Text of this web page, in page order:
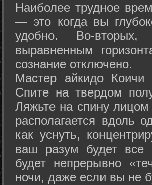
Наиболее трудное
— это когда вы
удобно. Во-
выравненным
сознание отключено.
Мастер айкидо Коичи
Спите на твердом
Ляжьте на спину
располагается вдоль
как уснуть,
ваш разум будет все
будет непрерывно
ночи, даже если вы не